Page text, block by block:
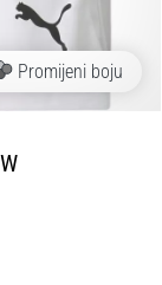
Promijeni boju